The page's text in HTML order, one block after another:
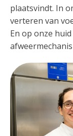
plaatsvindt. In
verteren van
En op onze